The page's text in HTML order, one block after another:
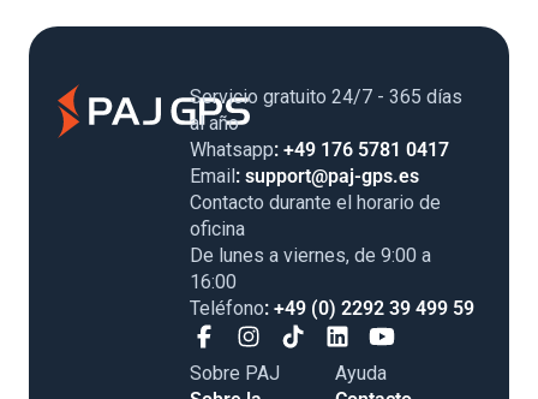
Servicio gratuito 24/7 - 365 días al
año
Whatsapp: +49 176 5781 0417
Email: support@paj-gps.es
Contacto durante el horario de
oficina
De lunes a viernes, de 9:00 a
16:00
Teléfono: +49 (0) 2292 39 499 59
Sobre PAJ
Ayuda